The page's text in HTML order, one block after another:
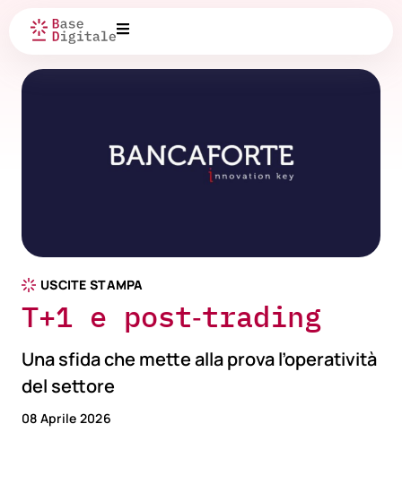
USCITE STAMPA
T+1 e post‑trading
Una sfida che mette alla prova l’operatività
del settore
08 Aprile 2026